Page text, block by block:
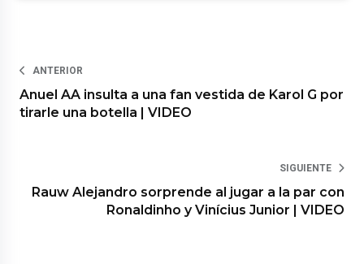
ANTERIOR
Anuel AA insulta a una fan vestida de Karol G por
tirarle una botella | VIDEO
SIGUIENTE
Rauw Alejandro sorprende al jugar a la par con
Ronaldinho y Vinícius Junior | VIDEO